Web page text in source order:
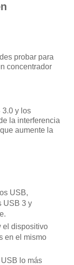
probar para
concentrador
3.0 y los
la interferencia
aumente la
USB,
USB 3 y
dispositivo
en el mismo
lo más